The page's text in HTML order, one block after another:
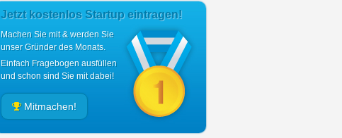
Jetzt kostenlos Startup eintragen!
Machen Sie mit & werden Sie
unser Gründer des Monats.
Einfach Fragebogen ausfüllen
und schon sind Sie mit dabei!
Mitmachen!